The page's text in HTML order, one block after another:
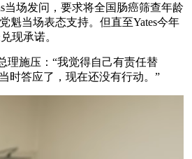
当场发问，要求将全国肠癌筛查年龄
魁当场表态支持。但直至Yates今年
现承诺。
理施压：“我觉得自己有责任替
时答应了，现在还没有行动。”